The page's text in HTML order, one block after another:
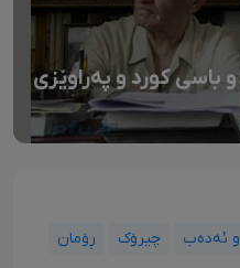
باسی کورد و پەراوێزی
ئەدەب چیرۆک ڕۆمان